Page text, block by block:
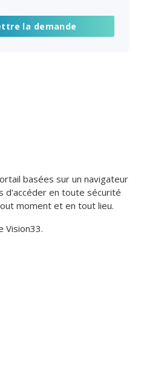
basées sur un navigateur
d'accéder en toute sécurité
moment et en tout lieu.
Vision33.